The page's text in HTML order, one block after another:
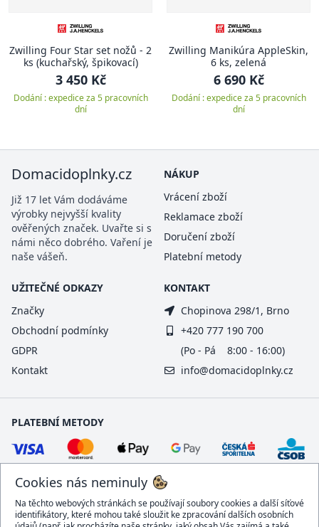
Zwilling Four Star set nožů - 2
ks (kuchařský, špikovací)
3 450 Kč
Dodání : expedice za 5 pracovních
dní
Zwilling Manikúra AppleSkin,
6 ks, zelená
6 690 Kč
Dodání : expedice za 5 pracovních
dní
Cookies nás neminuly
Na těchto webových stránkách se používají soubory cookies a další síťové
identifikátory, které mohou také sloužit ke zpracování dalších osobních
Domacidoplnky.cz
Již 17 let Vám dodáváme
výrobky nejvyšší kvality
ověřených značek. Uvařte si s
námi něco dobrého. Vaření je
naše vášeň.
NÁKUP
Vrácení zboží
Reklamace zboží
Doručení zboží
Platební metody
UŽITEČNÉ ODKAZY
Značky
Obchodní podmínky
GDPR
Kontakt
KONTAKT
Chopinova 298/1, Brno
+420 777 190 700
(Po - Pá 8:00 - 16:00)
info@domacidoplnky.cz
PLATEBNÍ METODY